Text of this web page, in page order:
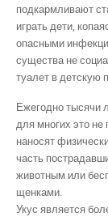
подкармливают
играть дети,
опасными
существа не
туалет в детскую
Ежегодно тысячи
для многих это не
наносят
часть
животным или
щенками.
Укус является